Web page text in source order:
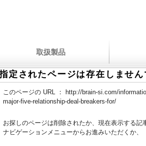
取扱製品
定されたページは存在しません
このページの URL ：
http://brain-si.com/
major-five-relationship-deal-breakers-for/
お探しのページは削除されたか、現在表示する記
ナビゲーションメニューからお進みいただくか、